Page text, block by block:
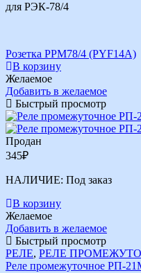
для РЭК-78/4
Розетка РРМ78/4 (PYF14A)
В корзину
Желаемое
Добавить в желаемое
Быстрый просмотр
Продан
345₽
НАЛИЧИЕ: Под заказ
В корзину
Желаемое
Добавить в желаемое
Быстрый просмотр
РЕЛЕ, РЕЛЕ
Реле промежуточное РП-